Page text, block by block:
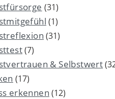
(31)
(1)
(31)
(7)
& Selbstwert
(17)
erkennen (12)